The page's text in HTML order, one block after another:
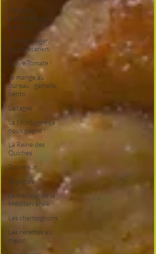
Grillades,
barbecues et
plancha
Healthy, léger,
ou végétarien
i Love Tomate !
Je mange au
bureau : gamelle,
bento
Laitages
La Montagne ça
nous gagne !
La Reine des
Quiches
Zoom sur ...
Légumes
Le meilleur de la
Méditerranée
Les champignons
Les recettes au
melon